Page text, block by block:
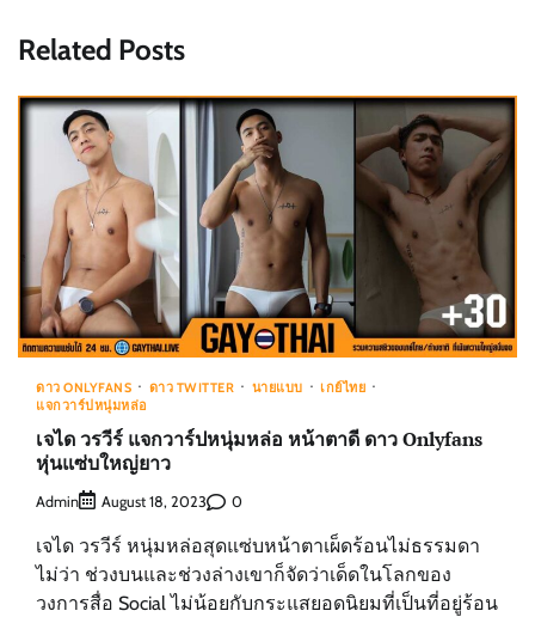
Related Posts
ดาว ONLYFANS ดาว TWITTER นายแบบ
เกย์ไทย
แจกวาร์ปหนุ่มหล่อ
เจได วรวีร์ แจกวาร์ปหนุ่มหล่อ หน้าตาดี ดาว Onlyfans
หุ่นแซ่บใหญ่ยาว
Admin August 18, 2023 0
เจได วรวีร์ หนุ่มหล่อสุดแซ่บหน้าตาเผ็ดร้อนไม่ธรรมดา
ไม่ว่า ช่วงบนและช่วงล่างเขาก็จัดว่าเด็ดในโลกของ
วงการสื่อ Social ไม่น้อยกับกระแสยอดนิยมที่เป็นที่อยู่ร้อน